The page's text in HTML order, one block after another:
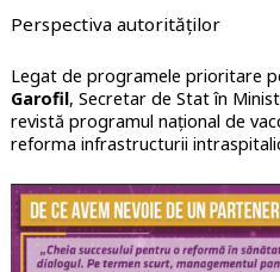
Perspectiva autorităților
Legat de programele prioritare
Garofil, Secretar de Stat în
revistă programul național de
reforma infrastructurii